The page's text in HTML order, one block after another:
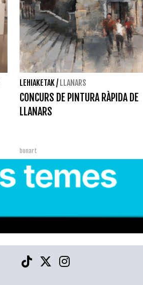
LEHIAKETAK/ LLANARS
CONCURS DE PINTURA RÀPIDA DE
LLANARS
bonart